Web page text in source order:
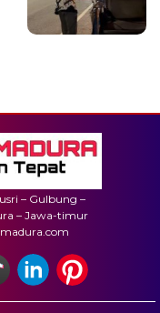
– Gulbung –
– Jawa-timur